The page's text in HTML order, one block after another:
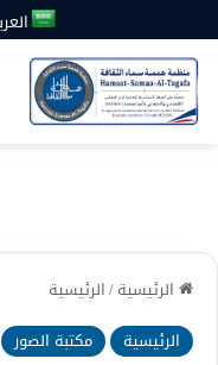
الرئيسية/الرئيسية
الرئيسية
مكتبة الصور